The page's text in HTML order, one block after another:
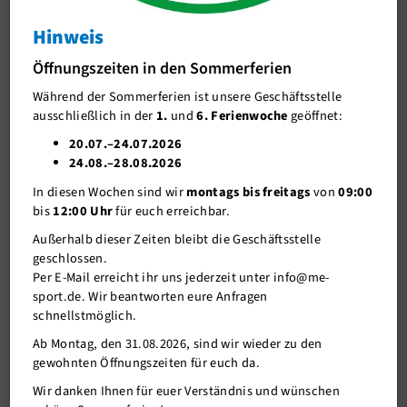
13 Erste und 4 Zweite Plätze beim intern.
Herbstschwimmfest in Heiligenhaus
-Schneemann stielt Wiesemann die Show-
J-Team
Stellenangebote
Förderverein me-sport e.V.
Mitgliederservice
Verantwortung
Hinweis
Öffnungszeiten in den Sommerferien
Während der Sommerferien ist unsere Geschäftsstelle
ausschließlich in der 1. und6. Ferienwochegeöffnet:
20.07.–24.07.2026
24.08.–28.08.2026
In diesen Wochen sind wirmontags bis freitagsvon09:00
bis12:00 Uhrfür euch erreichbar.
Außerhalb dieser Zeiten bleibt die Geschäftsstelle
geschlossen.
Per E-Mail erreicht ihr uns jederzeit unter info@me-
sport.de. Wir beantworten eure Anfragen
schnellstmöglich.
Ab Montag, den 31.08.2026, sind wir wieder zu den
gewohnten Öffnungszeiten für euch da.
Wir danken Ihnen für euer Verständnis und wünschen